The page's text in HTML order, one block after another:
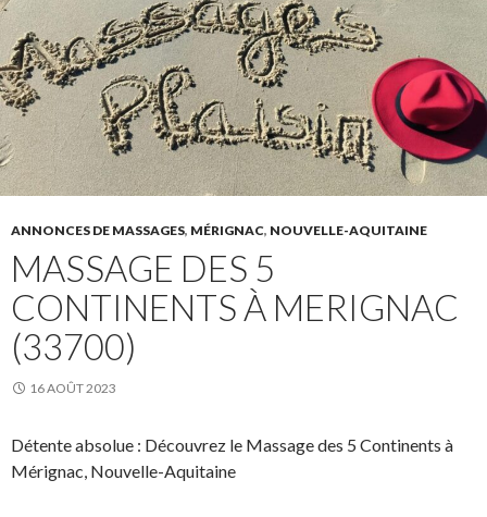
ANNONCES DE MASSAGES, MÉRIGNAC, NOUVELLE-AQUITAINE
MASSAGE DES 5
CONTINENTS À MERIGNAC
(33700)
16 AOÛT 2023
Détente absolue : Découvrez le Massage des 5 Continents à
Mérignac, Nouvelle-Aquitaine